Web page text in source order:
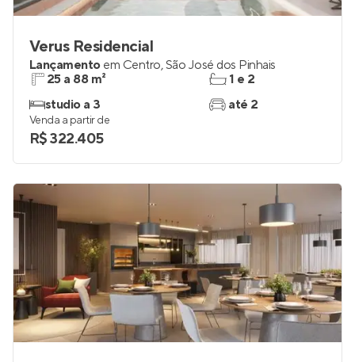
Verus Residencial
Lançamento em Centro,São José dos Pinhais
25 a 88 m²
studio a 3
1 e 2
até 2
Venda a partir de
R$ 322.405